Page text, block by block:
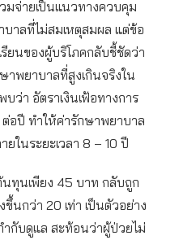
มจ่ายเป็นแนวทางควบคุม
าลที่ไม่สมเหตุสมผล แต่ข้อ
รียนของผู้บริโภคกลับชี้ชัดว่า
พยาบาลที่สูงเกินจริงใน
ว่า อัตราเงินเฟ้อทางการ
อปี ทำให้ค่ารักษาพยาบาล
ในระยะเวลา 8 – 10 ปี
ทุนเพียง 45 บาท กลับถูก
นกว่า 20 เท่า เป็นตัวอย่าง
ำกับดูแล สะท้อนว่าผู้ป่วยไม่